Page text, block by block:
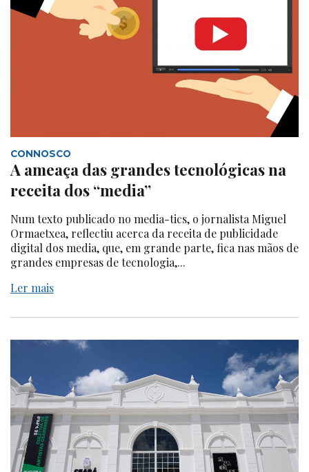
CONNOSCO
A ameaça das grandes tecnológicas na
receita dos “media”
Num texto publicado no media-tics, o jornalista Miguel
Ormaetxea, reflectiu acerca da receita de publicidade
digital dos media, que, em grande parte, fica nas mãos de
grandes empresas de tecnologia,...
Ler mais